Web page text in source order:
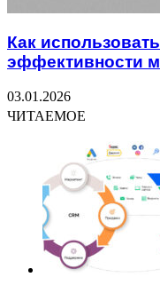
Как
эффективности
03.01.2026
ЧИТАЕМОЕ